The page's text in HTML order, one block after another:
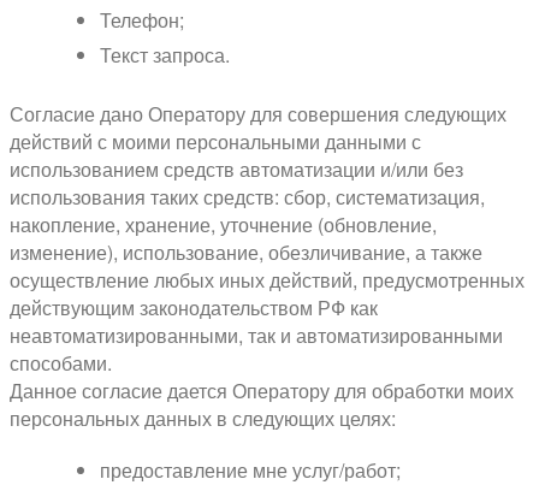
Телефон;
Текст запроса.
Согласие дано Оператору для совершения следующих
действий с моими персональными данными с
использованием средств автоматизации и/или без
использования таких средств: сбор, систематизация,
накопление, хранение, уточнение (обновление,
изменение), использование, обезличивание, а также
осуществление любых иных действий, предусмотренных
действующим законодательством РФ как
неавтоматизированными, так и автоматизированными
способами.
Данное согласие дается Оператору для обработки моих
персональных данных в следующих целях:
предоставление мне услуг/работ;